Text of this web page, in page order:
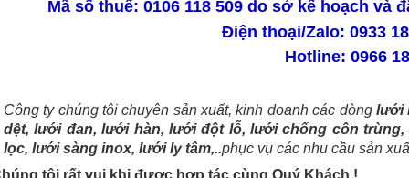
Mã số thuế: 0106 118 509 do sở kế hoạch và
Điện thoại/Zalo: 0933
Hotline: 0966
Công ty chúng tôi chuyên sản xuất, kinh doanh các dòng lưới
dệt, lưới đan, lưới hàn, lưới đột lỗ, lưới chống côn
lọc, lưới sàng inox, lưới ly tâm,..phục vụ các nhu cầu sản
tôi rất vui khi được hợp tác cùng Quý Khách !